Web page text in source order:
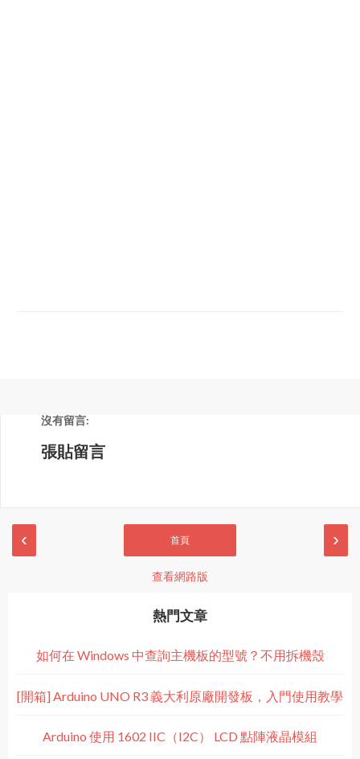
沒有留言:
張貼留言
‹ ›
首頁
查看網路版
熱門文章
如何在 Windows 中查詢主機板的型號？不用拆機殼
[開箱] Arduino UNO R3 義大利原廠開發板，入門使用教學
Arduino 使用 1602 IIC（I2C） LCD 點陣液晶模組